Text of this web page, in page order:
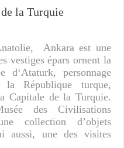
la Turquie
Ankara est une
vestiges épars ornent la
personnage
République turque,
Capitale de la Turquie.
des Civilisations
collection d’objets
aussi, une des visites